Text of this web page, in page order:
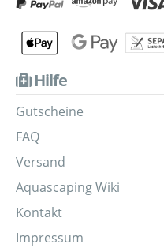
Hilfe
Gutscheine
FAQ
Versand
Aquascaping Wiki
Kontakt
Impressum